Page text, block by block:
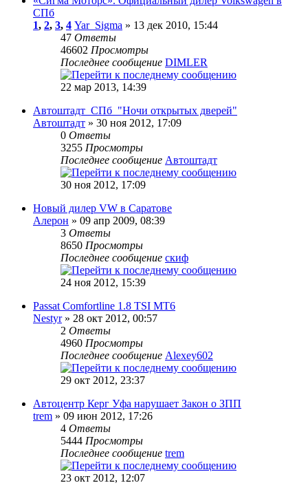
СПб
1, 2, 3, 4 Yar_Sigma » 13 дек 2010, 15:44
47 Ответы
46602 Просмотры
Последнее сообщение DIMLER
22 мар 2013, 14:39
Автоштадт_СПб_"Ночи открытых дверей"
Автоштадт » 30 ноя 2012, 17:09
0 Ответы
3255 Просмотры
Последнее сообщение Автоштадт
30 ноя 2012, 17:09
Новый дилер VW в Саратове
Алерон » 09 апр 2009, 08:39
3 Ответы
8650 Просмотры
Последнее сообщение скиф
24 ноя 2012, 15:39
Passat Comfortline 1.8 TSI MT6
Nestyr» 28 окт 2012, 00:57
2 Ответы
4960 Просмотры
Последнее сообщение Alexey602
29 окт 2012, 23:37
Автоцентр Керг Уфа нарушает Закон о ЗПП
trem » 09 июн 2012, 17:26
4 Ответы
5444 Просмотры
Последнее сообщение trem
23 окт 2012, 12:07